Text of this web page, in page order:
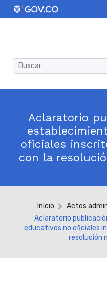
Aclaratorio
oficiales
con la
Inicio
Actos
Aclaratorio
educativos no oficiales
resolución